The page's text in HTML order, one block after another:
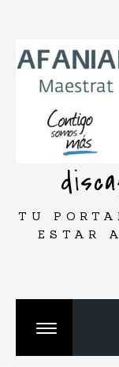
contenido
TU
ESTAR
Cambiar